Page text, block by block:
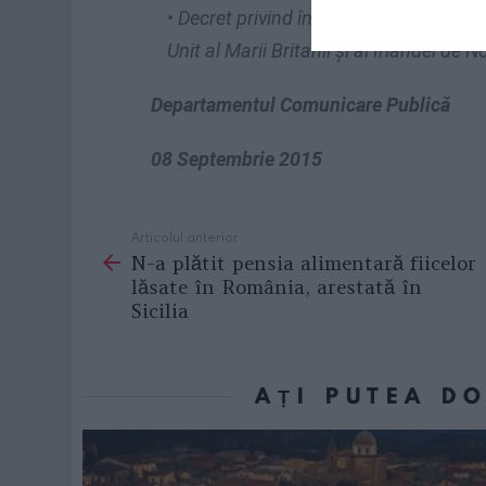
• Decret privind înfiinţarea
Unit al Marii Britanii și al Irlandei de
Departamentul Comunicare Publică
08 Septembrie 2015
more
Articolul anterior
N-a plătit pensia alimentară fiicelor
lăsate în România, arestată în
Sicilia
AȚI PUTEA